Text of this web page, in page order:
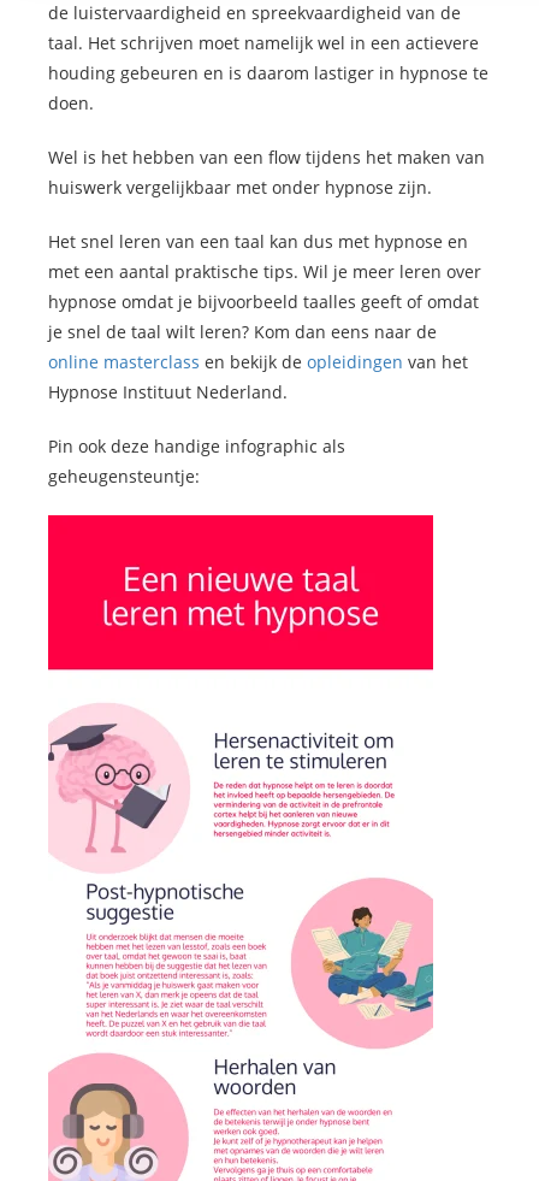
de luistervaardigheid en spreekvaardigheid van de
taal. Het schrijven moet namelijk wel in een actievere
houding gebeuren en is daarom lastiger in hypnose te
doen.
Wel is het hebben van een flow tijdens het maken van
huiswerk vergelijkbaar met onder hypnose zijn.
Het snel leren van een taal kan dus met hypnose en
met een aantal praktische tips. Wil je meer leren over
hypnose omdat je bijvoorbeeld taalles geeft of omdat
je snel de taal wilt leren? Kom dan eens naar de
online masterclass en bekijk de opleidingen van het
Hypnose Instituut Nederland.
Pin ook deze handige infographic als
geheugensteuntje: